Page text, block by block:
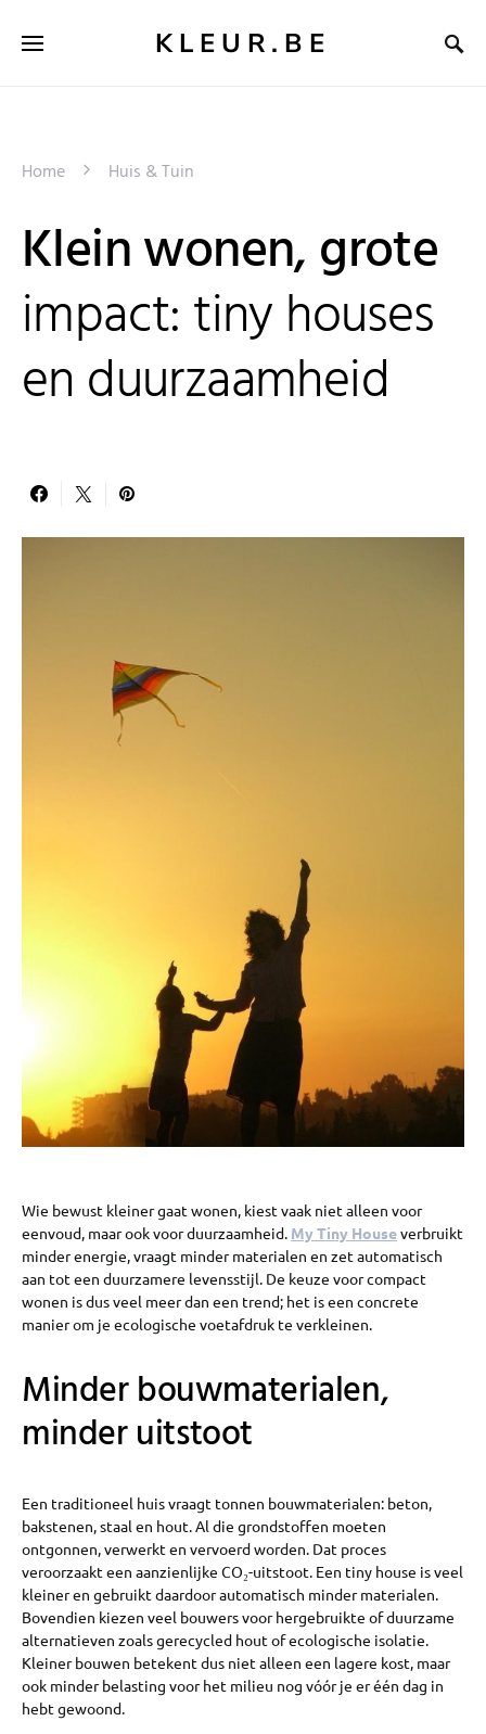
KLEUR.BE
Home Huis & Tuin
Klein wonen, grote
impact: tiny houses
en duurzaamheid
Wie bewust kleiner gaat wonen, kiest vaak niet alleen voor
eenvoud, maar ook voor duurzaamheid. My Tiny Houseverbruikt
minder energie, vraagt minder materialen en zet automatisch
aan tot een duurzamere levensstijl. De keuze voor compact
wonen is dus veel meer dan een trend; het is een concrete
manier om je ecologische voetafdruk te verkleinen.
Minder bouwmaterialen,
minder uitstoot
Een traditioneel huis vraagt tonnen bouwmaterialen: beton,
bakstenen, staal en hout. Al die grondstoffen moeten
ontgonnen, verwerkt en vervoerd worden. Dat proces
veroorzaakt een aanzienlijke CO₂-uitstoot. Een tiny house is veel
kleiner en gebruikt daardoor automatisch minder materialen.
Bovendien kiezen veel bouwers voor hergebruikte of duurzame
alternatieven zoals gerecycled hout of ecologische isolatie.
Kleiner bouwen betekent dus niet alleen een lagere kost, maar
ook minder belasting voor het milieu nog vóór je er één dag in
hebt gewoond.